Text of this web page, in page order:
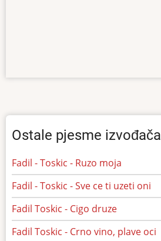
Ostale pjesme izvođača
Fadil - Toskic - Ruzo moja
Fadil - Toskic - Sve ce ti uzeti oni
Fadil Toskic - Cigo druze
Fadil Toskic - Crno vino, plave oci